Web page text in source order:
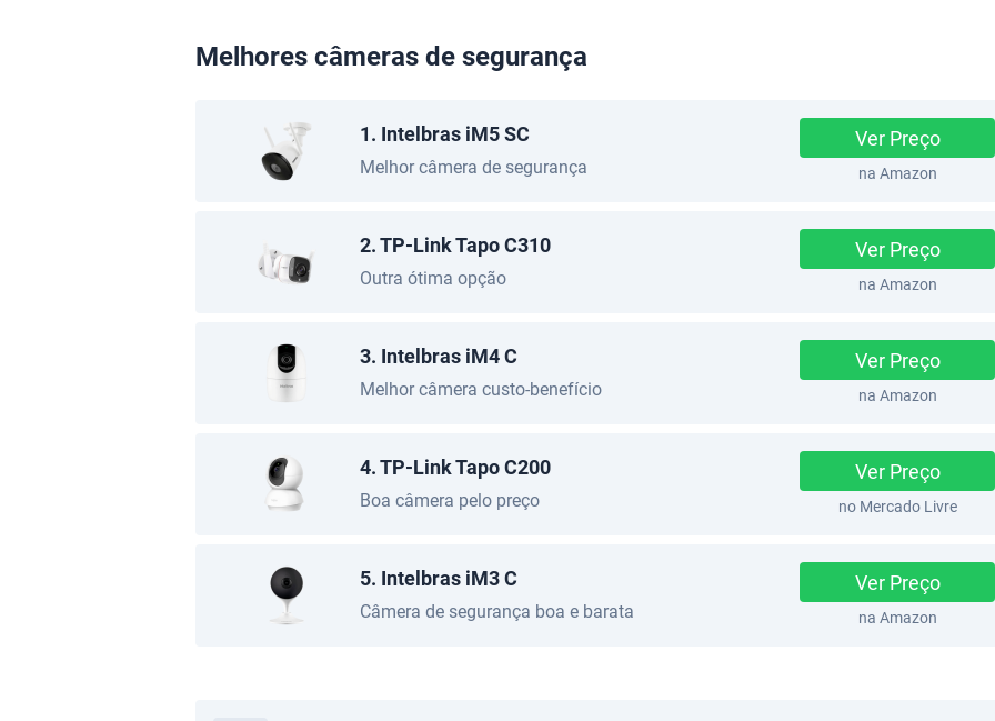
Melhores câmeras de segurança
1. Intelbras iM5 SC
Melhor câmera de segurança
Ver Preço
na Amazon
2. TP-Link Tapo C310
Outra ótima opção
Ver Preço
na Amazon
3. Intelbras iM4 C
Melhor câmera custo-benefício
Ver Preço
na Amazon
4. TP-Link Tapo C200
Boa câmera pelo preço
Ver Preço
no Mercado Livre
5. Intelbras iM3 C
Câmera de segurança boa e barata
Ver Preço
na Amazon